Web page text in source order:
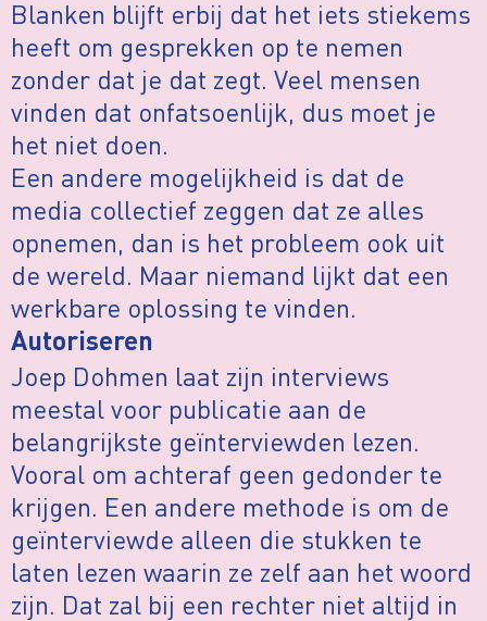
Blanken blijft erbij dat het iets stiekems
heeft om gesprekken op te nemen
zonder dat je dat zegt. Veel mensen
vinden dat onfatsoenlijk, dus moet je
het niet doen.
Een andere mogelijkheid is dat de
media collectief zeggen dat ze alles
opnemen, dan is het probleem ook uit
de wereld. Maar niemand lijkt dat een
werkbare oplossing te vinden.
Autoriseren
Joep Dohmen laat zijn interviews
meestal voor publicatie aan de
belangrijkste geïnterviewden lezen.
Vooral om achteraf geen gedonder te
krijgen. Een andere methode is om de
geïnterviewde alleen die stukken te
laten lezen waarin ze zelf aan het woord
zijn. Dat zal bij een rechter niet altijd in